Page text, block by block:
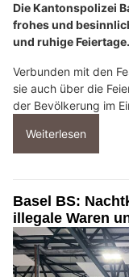
Die Kantonspolizei
frohes und
und ruhige Feiertage.
Verbunden mit den
sie auch über die
der Bevölkerung im
Weiterlesen
Basel BS:
illegale Waren